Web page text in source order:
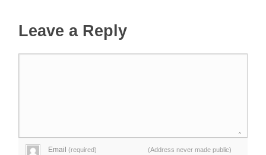
Leave a Reply
Email(required) (Address never made public)